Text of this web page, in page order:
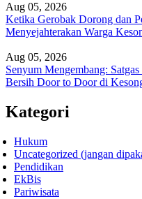
Aug 05, 2026
Ketika Gerobak Dorong dan
Menyejahterakan Warga
Aug 05, 2026
Senyum Mengembang:
Bersih Door to Door di
Kategori
Hukum
Uncategorized (jangan
Pendidikan
EkBis
Pariwisata